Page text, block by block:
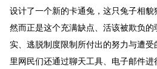
设计了一个新的卡通兔，这只兔子相
然而正是这个充满缺点、活该被欺负
实、逃脱制度限制所付出的努力与遭受
里网民们还通过聊天工具、电子邮件